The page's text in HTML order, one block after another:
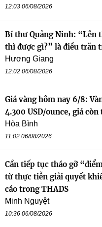
12:03 06/08/2026
Bí thư Quảng Ninh: “Lên
thì được gì?” là điều trăn
Hương Giang
12:02 06/08/2026
Giá vàng hôm nay 6/8:
4.300 USD/ounce, giá còn
Hòa Bình
11:02 06/08/2026
Cần tiếp tục tháo gỡ
từ thực tiễn giải quyết
cáo trong THADS
Minh Nguyệt
10:36 06/08/2026